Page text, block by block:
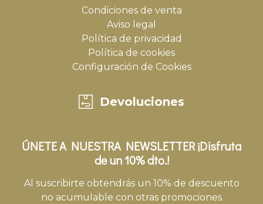
Condiciones de venta
Aviso legal
Política de privacidad
Política de cookies
Configuración de Cookies
Devoluciones
ÚNETE A NUESTRA NEWSLETTER ¡Disfruta
de un 10% dto.!
Al suscribirte obtendrás un 10% de descuento
no acumulable con otras promociones